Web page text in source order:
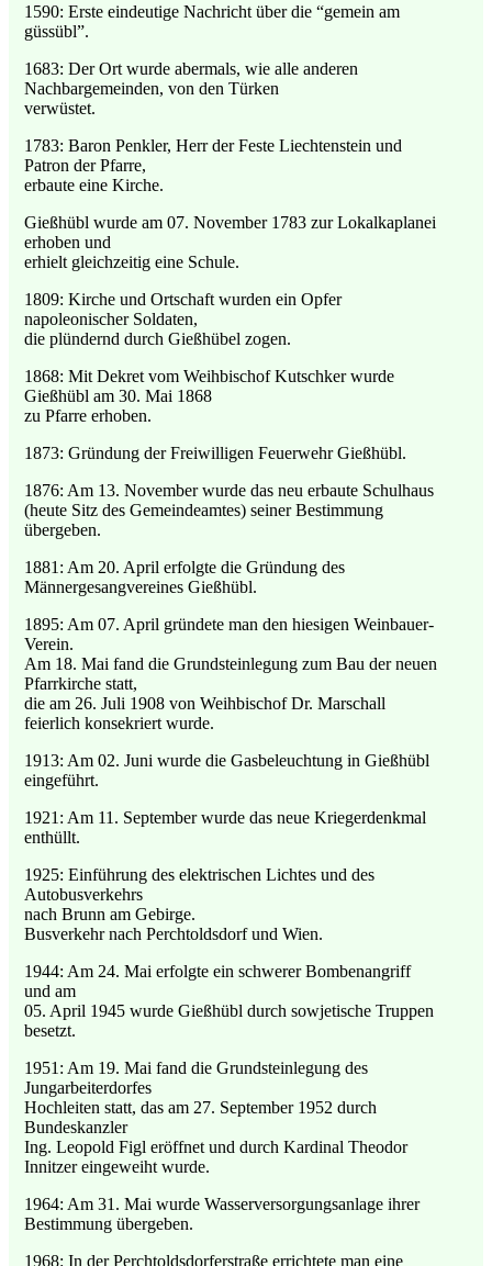
1590: Erste eindeutige Nachricht über die “gemein am
güssübl”.
1683: Der Ort wurde abermals, wie alle anderen
Nachbargemeinden, von den Türken
verwüstet.
1783: Baron Penkler, Herr der Feste Liechtenstein und
Patron der Pfarre,
erbaute eine Kirche.
Gießhübl wurde am 07. November 1783 zur Lokalkaplanei
erhoben und
erhielt gleichzeitig eine Schule.
1809: Kirche und Ortschaft wurden ein Opfer
napoleonischer Soldaten,
die plündernd durch Gießhübel zogen.
1868: Mit Dekret vom Weihbischof Kutschker wurde
Gießhübl am 30. Mai 1868
zu Pfarre erhoben.
1873: Gründung der Freiwilligen Feuerwehr Gießhübl.
1876: Am 13. November wurde das neu erbaute Schulhaus
(heute Sitz des Gemeindeamtes) seiner Bestimmung
übergeben.
1881: Am 20. April erfolgte die Gründung des
Männergesangvereines Gießhübl.
1895: Am 07. April gründete man den hiesigen Weinbauer-
Verein.
Am 18. Mai fand die Grundsteinlegung zum Bau der neuen
Pfarrkirche statt,
die am 26. Juli 1908 von Weihbischof Dr. Marschall
feierlich konsekriert wurde.
1913: Am 02. Juni wurde die Gasbeleuchtung in Gießhübl
eingeführt.
1921: Am 11. September wurde das neue Kriegerdenkmal
enthüllt.
1925: Einführung des elektrischen Lichtes und des
Autobusverkehrs
nach Brunn am Gebirge.
Busverkehr nach Perchtoldsdorf und Wien.
1944: Am 24. Mai erfolgte ein schwerer Bombenangriff
und am
05. April 1945 wurde Gießhübl durch sowjetische Truppen
besetzt.
1951: Am 19. Mai fand die Grundsteinlegung des
Jungarbeiterdorfes
Hochleiten statt, das am 27. September 1952 durch
Bundeskanzler
Ing. Leopold Figl eröffnet und durch Kardinal Theodor
Innitzer eingeweiht wurde.
1964: Am 31. Mai wurde Wasserversorgungsanlage ihrer
Bestimmung übergeben.
1968: In der Perchtoldsdorferstraße errichtete man eine